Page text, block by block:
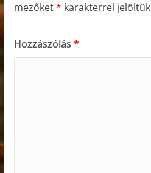
mezőket* karakterrel jelöltük
Hozzászólás *